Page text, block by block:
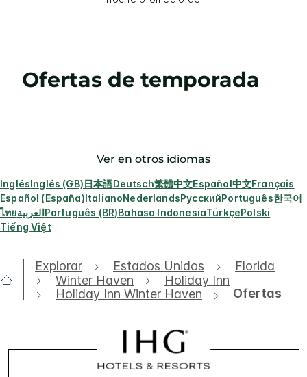
Ofertas de temporada
Ver en otros idiomas
InglésInglés (GB)日本語Deutsch繁體中文Español中文Français
Español (España)ItalianoNederlandsРусскийPortuguês한국어
ไทยالعربيةPortuguês (BR)Bahasa IndonesiaTürkçePolski
Tiếng Việt
Explorar Estados Unidos
Florida
Winter Haven
Holiday Inn
Holiday Inn Winter Haven
Ofertas